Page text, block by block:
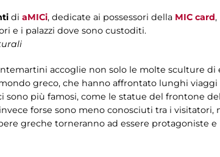
di aMICi, dedicate ai possessori della MIC card,
e i palazzi dove sono custoditi.
accoglie non solo le molte sculture di
greco, che hanno affrontato lunghi
più famosi, come le statue del frontone
forse sono meno conosciuti tra i
greche torneranno ad essere protagoniste e